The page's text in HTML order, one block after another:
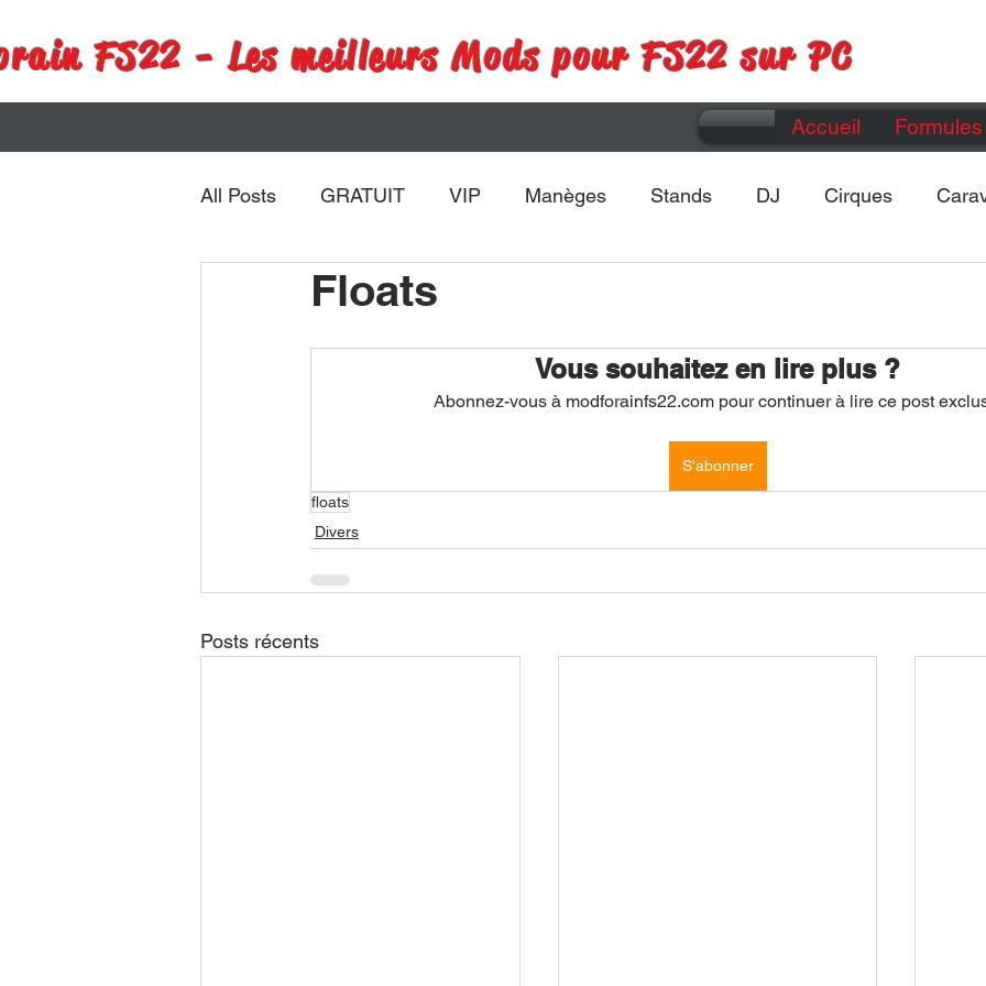
FS22 - Les meilleurs Mods pour FS22 sur PC
Accueil
All Posts GRATUIT VIP Manèges Stands DJ Cirques
Remorques Véhicules
Floats
Vous souhaitez en lire plus ?
Abonnez-vous à modforainfs22.com pour continuer à lire ce post
S'abonner
floats
Divers
Posts récents